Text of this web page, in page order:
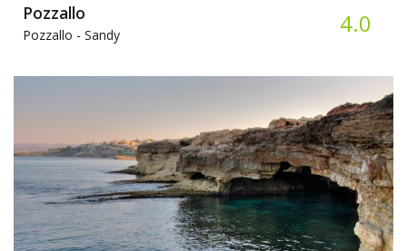
Pozzallo
Pozzallo - Sandy 4.0